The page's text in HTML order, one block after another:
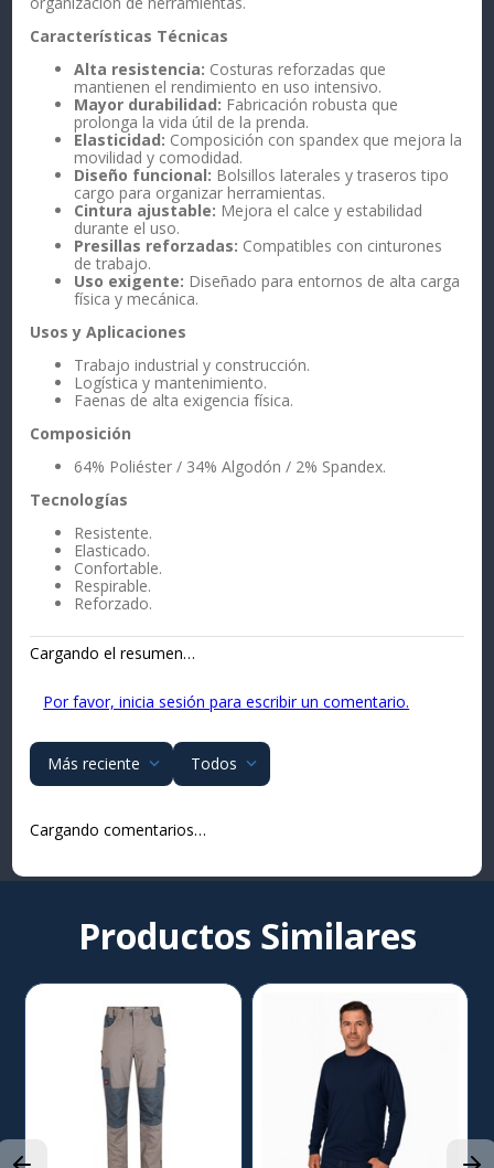
Características Técnicas
Alta resistencia: Costuras reforzadas que
mantienen el rendimiento en uso intensivo.
Mayor durabilidad: Fabricación robusta que
prolonga la vida útil de la prenda.
Elasticidad: Composición con spandex que mejora la
movilidad y comodidad.
Diseño funcional: Bolsillos laterales y traseros tipo
cargo para organizar herramientas.
Cintura ajustable: Mejora el calce y estabilidad
durante el uso.
Presillas reforzadas: Compatibles con cinturones
de trabajo.
Uso exigente: Diseñado para entornos de alta carga
física y mecánica.
Usos y Aplicaciones
Trabajo industrial y construcción.
Logística y mantenimiento.
Faenas de alta exigencia física.
Composición
64% Poliéster / 34% Algodón / 2% Spandex.
Tecnologías
Resistente.
Elasticado.
Confortable.
Respirable.
Reforzado.
Cargando el resumen…
Por favor, inicia sesión para escribir un comentario.
Más reciente Todos
Cargando comentarios…
Productos Similares